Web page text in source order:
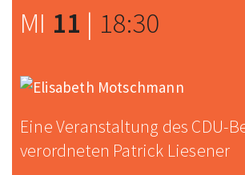
MI 11 | 18:30
Eine Veranstaltung des CDU-
verordneten Patrick Liesener